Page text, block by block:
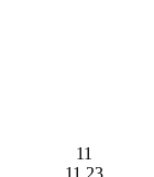
11
11.23